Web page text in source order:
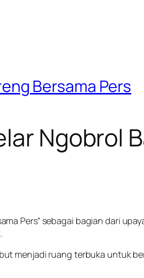
Bersama Pers
Ngobrol
Pers” sebagai bagian dari
menjadi ruang terbuka untuk